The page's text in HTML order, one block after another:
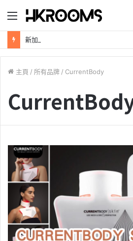
錄
主頁 / 所有品牌 / CurrentBody